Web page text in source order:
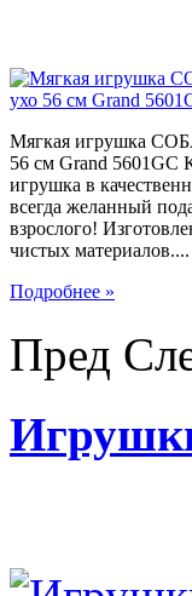
Мягкая игрушка
56 см Grand 5601GC
игрушка в
всегда желанный
взрослого!
чистых материалов....
Подробнее »
Пред